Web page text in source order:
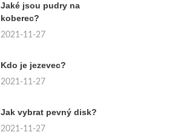
Jaké jsou pudry na
koberec?
2021-11-27
Kdo je jezevec?
2021-11-27
Jak vybrat pevný disk?
2021-11-27